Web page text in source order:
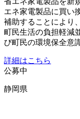
エネ家電製品に買い
補助することにより
町民生活の負担軽減
び町民の環境保全意
詳細はこちら
公募中
静岡県